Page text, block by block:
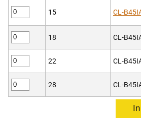
15 CL-
18 CL-
22 CL-
28 CL-